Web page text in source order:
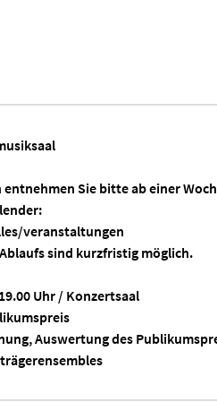
Sie bitte ab einer
veranstaltungen
sind kurzfristig möglich.
Uhr / Konzertsaal
Auswertung des